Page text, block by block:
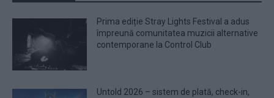
Prima ediție Stray Lights Festival a adus
împreună comunitatea muzicii alternative
contemporane la Control Club
Untold 2026 – sistem de plată, check-in,